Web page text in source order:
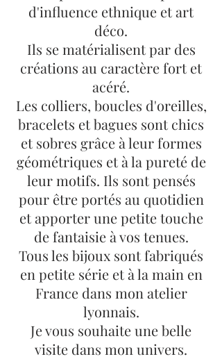
d'influence ethnique et art
déco.
Ils se matérialisent par des
créations au caractère fort et
acéré.
Les colliers, boucles d'oreilles,
bracelets et bagues sont chics
et sobres grâce à leur formes
géométriques et à la pureté de
leur motifs. Ils sont pensés
pour être portés au quotidien
et apporter une petite touche
de fantaisie à vos tenues.
Tous les bijoux sont fabriqués
en petite série et à la main en
France dans mon atelier
lyonnais.
Je vous souhaite une belle
visite dans mon univers.